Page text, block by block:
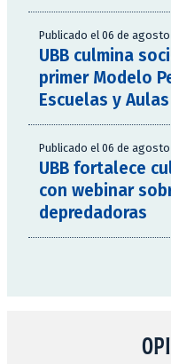
Publicado el 06 de
UBB culmina
primer Modelo
Escuelas y
Publicado el 06 de
UBB fortalece
con webinar
depredadoras